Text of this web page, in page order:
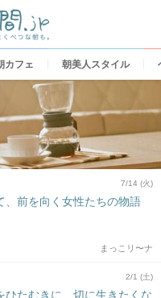
カフェ 朝美人スタイル
7/14 (火)
、前を向く女性たちの物語
まっこリ〜ナ
2/1 (土)
ひたむきに、切に生きたくな